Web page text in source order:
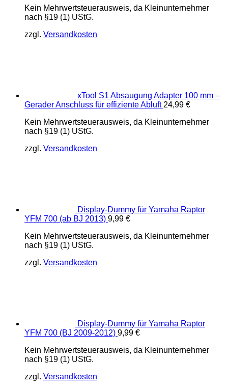
Kein Mehrwertsteuerausweis, da Kleinunternehmer
nach §19 (1) UStG.
zzgl. Versandkosten
xTool S1 Absaugung Adapter 100 mm –
Gerader Anschluss für effiziente Abluft 24,99 €
Kein Mehrwertsteuerausweis, da Kleinunternehmer
nach §19 (1) UStG.
zzgl. Versandkosten
Display-Dummy für Yamaha Raptor
YFM 700 (ab BJ 2013) 9,99 €
Kein Mehrwertsteuerausweis, da Kleinunternehmer
nach §19 (1) UStG.
zzgl. Versandkosten
Display-Dummy für Yamaha Raptor
YFM 700 (BJ 2009-2012) 9,99 €
Kein Mehrwertsteuerausweis, da Kleinunternehmer
nach §19 (1) UStG.
zzgl. Versandkosten